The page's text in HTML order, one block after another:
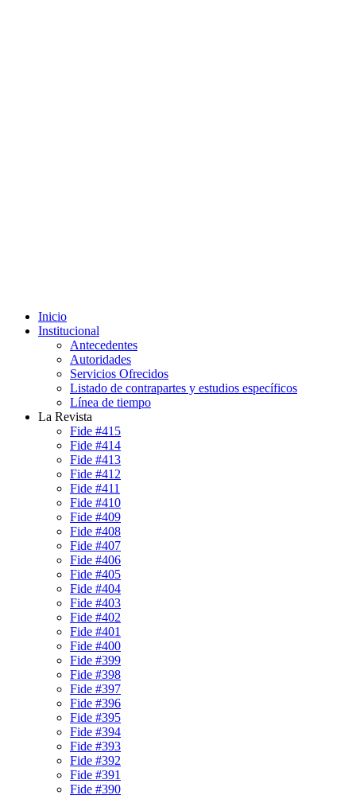
Inicio
Institucional
Antecedentes
Autoridades
Servicios Ofrecidos
Listado de contrapartes y estudios específicos
Línea de tiempo
La Revista
Fide #415
Fide #414
Fide #413
Fide #412
Fide #411
Fide #410
Fide #409
Fide #408
Fide #407
Fide #406
Fide #405
Fide #404
Fide #403
Fide #402
Fide #401
Fide #400
Fide #399
Fide #398
Fide #397
Fide #396
Fide #395
Fide #394
Fide #393
Fide #392
Fide #391
Fide #390